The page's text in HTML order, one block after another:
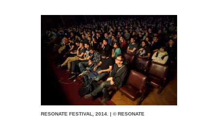
RESONATE FESTIVAL, 2014. | © RESONATE